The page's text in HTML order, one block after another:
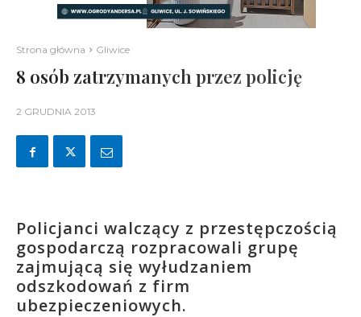
Strona główna Gliwice
8 osób zatrzymanych przez policję
2 GRUDNIA 2013
Policjanci walczący z przestępczością
gospodarczą rozpracowali grupę
zajmującą się wyłudzaniem
odszkodowań z firm
ubezpieczeniowych.